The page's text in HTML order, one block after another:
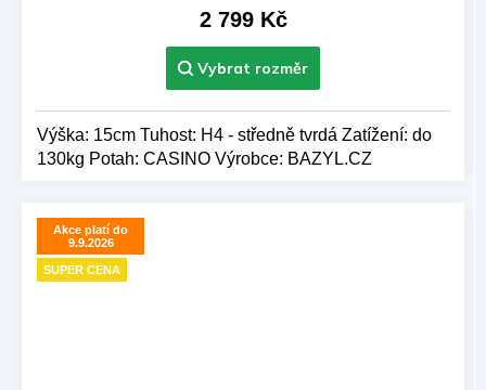
2 799 Kč
Výška: 15cm Tuhost: H4 - středně tvrdá Zatížení: do
130kg Potah: CASINO Výrobce: BAZYL.CZ
Akce platí do
9.9.2026
SUPER CENA